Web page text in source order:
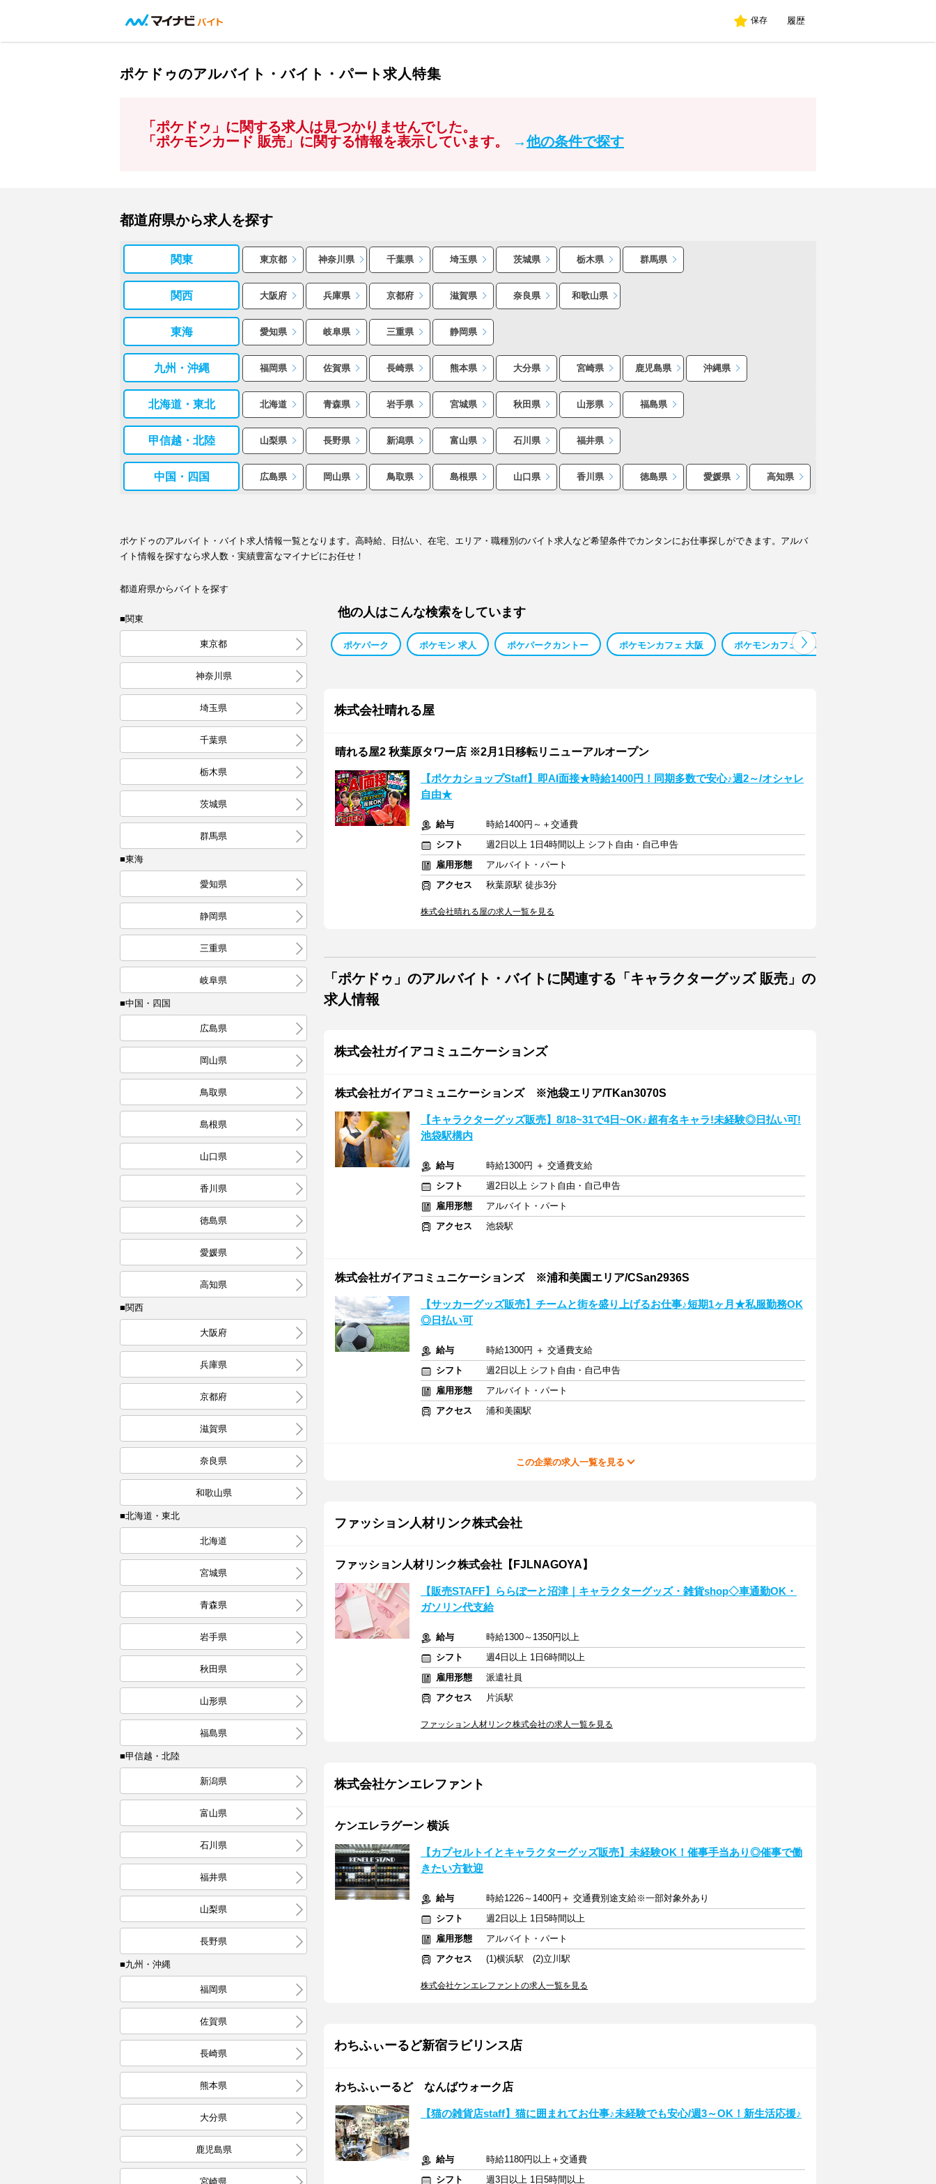
保存 履歴
ポケドゥのアルバイト・バイト・パート求人特集
「ポケドゥ」に関する求人は見つかりませんでした。
「ポケモンカード 販売」に関する情報を表示しています。
→他の条件で探す
都道府県から求人を探す
関東 東京都 神奈川県 千葉県 埼玉県 茨城県 栃木県 群馬県
関西 大阪府 兵庫県 京都府 滋賀県 奈良県 和歌山県
東海 愛知県 岐阜県 三重県 静岡県
九州・沖縄 福岡県 佐賀県 長崎県 熊本県 大分県 宮崎県 鹿児島県 沖縄県
北海道・東北 北海道 青森県 岩手県 宮城県 秋田県 山形県 福島県
甲信越・北陸 山梨県 長野県 新潟県 富山県 石川県 福井県
中国・四国 広島県 岡山県 鳥取県 島根県 山口県 香川県 徳島県 愛媛県 高知県
ポケドゥのアルバイト・バイト求人情報一覧となります。高時給、日払い、在宅、エリア・職種別のバイト求人など希望条件でカンタンにお仕事探しができます。アルバ
イト情報を探すなら求人数・実績豊富なマイナビにお任せ！
都道府県からバイトを探す
■関東
東京都
神奈川県
埼玉県
千葉県
栃木県
茨城県
群馬県
■東海
愛知県
静岡県
三重県
岐阜県
■中国・四国
広島県
岡山県
鳥取県
島根県
山口県
香川県
徳島県
愛媛県
高知県
■関西
大阪府
兵庫県
京都府
滋賀県
奈良県
和歌山県
■北海道・東北
北海道
宮城県
青森県
岩手県
秋田県
山形県
福島県
■甲信越・北陸
新潟県
富山県
石川県
福井県
山梨県
長野県
■九州・沖縄
福岡県
佐賀県
長崎県
熊本県
大分県
鹿児島県
宮崎県
他の人はこんな検索をしています
ポケパーク ポケモン 求人 ポケパークカントー ポケモンカフェ 大阪 ポケモンカフェ 求人
株式会社晴れる屋
晴れる屋2 秋葉原タワー店 ※2月1日移転リニューアルオープン
【ポケカショップStaff】即AI面接★時給1400円！同期多数で安心♪週2～/オシャレ
自由★
給与
時給1400円～＋交通費
シフト
週2日以上 1日4時間以上 シフト自由・自己申告
雇用形態
アルバイト・パート
アクセス
秋葉原駅 徒歩3分
株式会社晴れる屋の求人一覧を見る
「ポケドゥ」のアルバイト・バイトに関連する「キャラクターグッズ 販売」の
求人情報
株式会社ガイアコミュニケーションズ
株式会社ガイアコミュニケーションズ ※池袋エリア/TKan3070S
【キャラクターグッズ販売】8/18~31で4日~OK♪超有名キャラ!未経験◎日払い可!
池袋駅構内
給与
時給1300円 ＋ 交通費支給
シフト
週2日以上 シフト自由・自己申告
雇用形態
アルバイト・パート
アクセス
池袋駅
株式会社ガイアコミュニケーションズ ※浦和美園エリア/CSan2936S
【サッカーグッズ販売】チームと街を盛り上げるお仕事♪短期1ヶ月★私服勤務OK
◎日払い可
給与
時給1300円 ＋ 交通費支給
シフト
週2日以上 シフト自由・自己申告
雇用形態
アルバイト・パート
アクセス
浦和美園駅
この企業の求人一覧を見る
ファッション人材リンク株式会社
ファッション人材リンク株式会社【FJLNAGOYA】
【販売STAFF】ららぽーと沼津｜キャラクターグッズ・雑貨shop◇車通勤OK・
ガソリン代支給
給与
時給1300～1350円以上
シフト
週4日以上 1日6時間以上
雇用形態
派遣社員
アクセス
片浜駅
ファッション人材リンク株式会社の求人一覧を見る
株式会社ケンエレファント
ケンエレラグーン 横浜
【カプセルトイとキャラクターグッズ販売】未経験OK！催事手当あり◎催事で働
きたい方歓迎
給与
時給1226～1400円＋ 交通費別途支給※一部対象外あり
シフト
週2日以上 1日5時間以上
雇用形態
アルバイト・パート
アクセス
(1)横浜駅 (2)立川駅
株式会社ケンエレファントの求人一覧を見る
わちふぃーるど新宿ラビリンス店
わちふぃーるど なんばウォーク店
【猫の雑貨店staff】猫に囲まれてお仕事♪未経験でも安心/週3～OK！新生活応援♪
給与
時給1180円以上＋交通費
シフト
週3日以上 1日5時間以上